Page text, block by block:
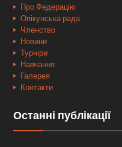
Про Федерацію
Опікунська рада
Членство
Новини
Турніри
Навчання
Галерея
Контакти
Останні публікації